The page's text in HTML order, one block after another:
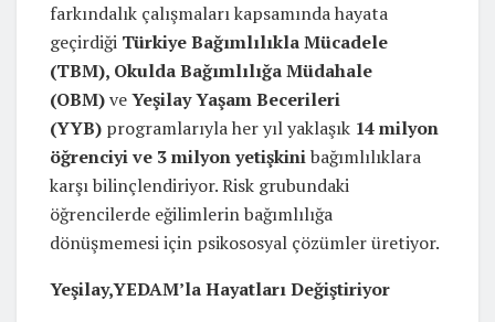
farkındalık çalışmaları kapsamında hayata
geçirdiği Türkiye Bağımlılıkla Mücadele
(TBM), Okulda Bağımlılığa Müdahale
(OBM)veYeşilay Yaşam Becerileri
(YYB) programlarıyla her yıl yaklaşık 14 milyon
öğrenciyi ve 3 milyon yetişkinibağımlılıklara
karşı bilinçlendiriyor. Risk grubundaki
öğrencilerde eğilimlerin bağımlılığa
dönüşmemesi için psikososyal çözümler üretiyor.
Yeşilay,YEDAM’la Hayatları Değiştiriyor